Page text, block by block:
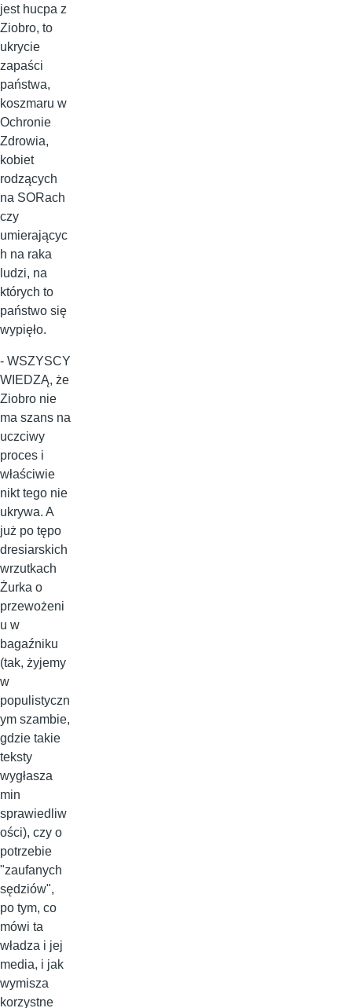
jest hucpa z
Ziobro, to
ukrycie
zapaści
państwa,
koszmaru w
Ochronie
Zdrowia,
kobiet
rodzących
na SORach
czy
umierającyc
h na raka
ludzi, na
których to
państwo się
wypięło.
- WSZYSCY
WIEDZĄ, że
Ziobro nie
ma szans na
uczciwy
proces i
właściwie
nikt tego nie
ukrywa. A
już po tępo
dresiarskich
wrzutkach
Żurka o
przewożeni
u w
bagaźniku
(tak, żyjemy
w
populistyczn
ym szambie,
gdzie takie
teksty
wygłasza
min
sprawiedliw
ości), czy o
potrzebie
"zaufanych
sędziów",
po tym, co
mówi ta
władza i jej
media, i jak
wymisza
korzystne